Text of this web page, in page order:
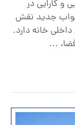
و کارایی در
خواب جدید نقش
خانه دارد.
...